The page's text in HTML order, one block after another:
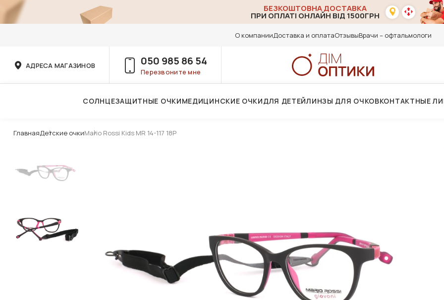
БЕЗКОШТОВНА ДОСТАВКА
ПРИ ОПЛАТІ ОНЛАЙН ВІД 1500ГРН
О компанииДоставка и оплатаОтзывыВрачи – офтальмологи
АДРЕСА МАГАЗИНОВ 050 985 86 54
Перезвоните мне
СОЛНЦЕЗАЩИТНЫЕ ОЧКИМЕДИЦИНСКИЕ ОЧКИДЛЯ ДЕТЕЙЛИНЗЫ ДЛЯ ОЧКОВКОНТАКТНЫЕ
ГлавнаяДетские очкиMario Rossi Kids MR 14-117 18P